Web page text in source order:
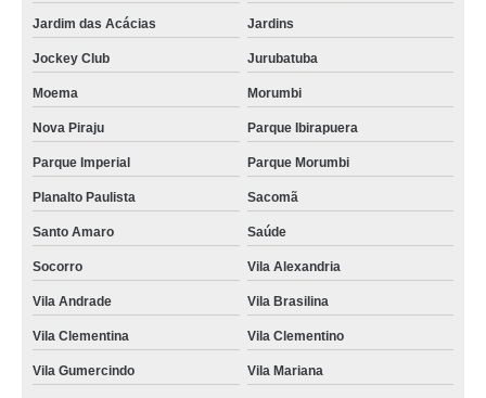
Jardim das Acácias Jardins
Jockey Club Jurubatuba
Moema Morumbi
Nova Piraju Parque Ibirapuera
Parque Imperial Parque Morumbi
Planalto Paulista Sacomã
Santo Amaro Saúde
Socorro Vila Alexandria
Vila Andrade Vila Brasilina
Vila Clementina Vila Clementino
Vila Gumercindo Vila Mariana